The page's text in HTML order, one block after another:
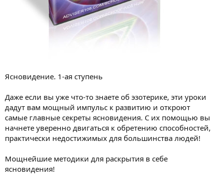
Ясновидение. 1-ая ступень
Даже если вы уже что-то знаете об эзотерике, эти уроки
дадут вам мощный импульс к развитию и откроют
самые главные секреты ясновидения. С их помощью вы
начнете уверенно двигаться к обретению способностей,
практически недостижимых для большинства людей!
Мощнейшие методики для раскрытия в себе
ясновидения!